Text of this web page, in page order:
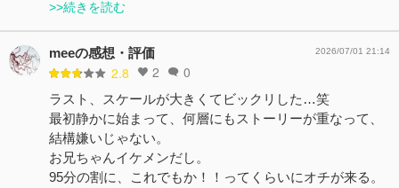
>>続きを読む
meeの感想・評価
2.8 2 0
2026/07/01 21:14
ラスト、スケールが大きくてビックリした…笑
最初静かに始まって、何層にもストーリーが重なって、
結構嫌いじゃない。
お兄ちゃんイケメンだし。
95分の割に、これでもか！！ってくらいにオチが来る。